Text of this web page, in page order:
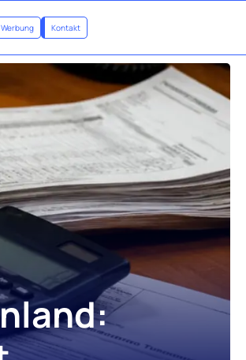
Werbung Kontakt